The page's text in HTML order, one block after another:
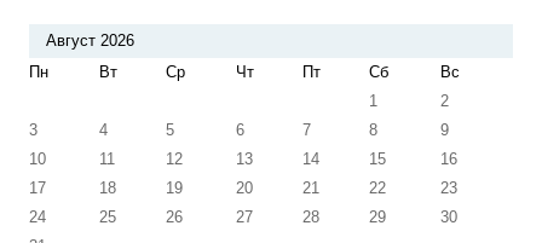
Август 2026
Пн
Вт Ср Чт Пт Сб
Вс
1
2
3
4 5 6 7 8
9
10
11 12 13 14 15
16
17
18 19 20 21 22
23
24
25 26 27 28 29
30